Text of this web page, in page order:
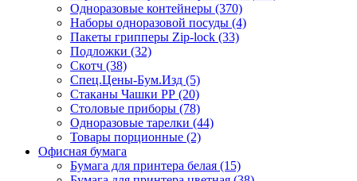
Одноразовые контейнеры (370)
Наборы одноразовой посуды (4)
Пакеты грипперы Zip-lock (33)
Подложки (32)
Скотч (38)
Спец.Цены-Бум.Изд (5)
Стаканы Чашки РР (20)
Столовые приборы (78)
Одноразовые тарелки (44)
Товары порционные (2)
Офисная бумага
Бумага для принтера белая (15)